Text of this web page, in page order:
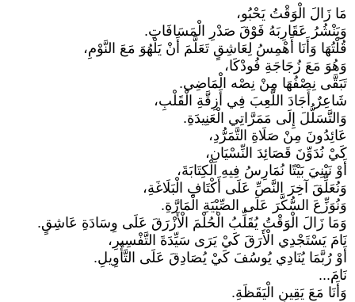
مَا زَالَ الْوَقْتُ يَحْبُو،
وَيَنْشُرُ عَقَارِبَهُ فَوْقَ صَدْرِ الْمَسَافَاتِ.
قُلْتُهَا وَأَنَا أَهْمِسُ لِعَاشِقٍ تَعَلَّمَ أَنْ يَلْهُوَ مَعَ النَّوْمِ،
وَهُوَ مَعَ زُجَاجَةِ فُودْكَا،
تَبَقَّى نِصْفُهَا مِنْ نِصْه الْمَاضِي.
شَاعِرٌ أَجَادَ اللَّعِبَ فِي أَزِقَّةِ الْقَلْبِ،
وَالتَّسَلُّلَ إِلَى مَمَرَّاتِي الْعَنِيدَةِ.
عَائِدُونَ مِنْ صَلَاةِ التَّمَرُّدِ،
كَيْ نُدَوِّنَ قَصَائِدَ النِّسْيَانِ،
أَوْ نَبْنِيَ بَيْتًا نُمَارِسُ فِيهِ الْكِتَابَةَ،
وَنُعَلِّقَ آخِرَ النَّصِّ عَلَى أَكْتَافِ الْبَلَاغَةِ،
وَنُوَزِّعَ السُّكَّرَ عَلَى الصِّبْيَةِ الْمَارَّةِ.
وَمَا زَالَ الْوَقْتُ يُقَلِّبُ الْحُلْمَ الْأَزْرَقَ عَلَى وِسَادَةِ عَاشِقٍ.
نَامَ يَسْتَجْدِي الْأَرَقَ كَيْ يَرَى سَيِّدَةَ التَّفْسِيرِ،
أَوْ رُبَّمَا يُنَادِي يُوسُفَ كَيْ يُصَادِقَ عَلَى التَّأْوِيلِ.
نَامَ...
وَأَنَا مَعَ يَقِينِ الْيَقَظَةِ.